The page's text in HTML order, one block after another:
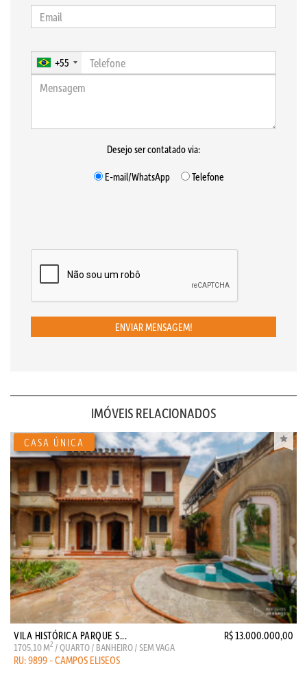
+55
Desejo ser contatado via:
E-mail/WhatsApp
Telefone
ENVIAR MENSAGEM!
IMÓVEIS RELACIONADOS
VILA HISTÓRICA PARQUE S... R$ 13.000.000,00
1705,10 M2 / QUARTO / BANHEIRO / SEM VAGA
RU: 9899 - CAMPOS ELISEOS